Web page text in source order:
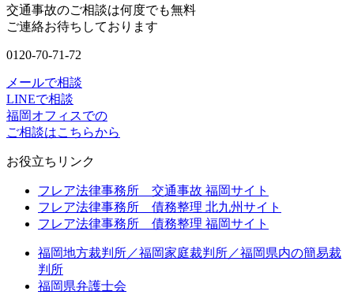
交通事故のご相談は何度でも無料
ご連絡お待ちしております
0120-70-71-72
メールで相談
LINEで相談
福岡オフィスでの
ご相談はこちらから
お役立ちリンク
フレア法律事務所 交通事故 福岡サイト
フレア法律事務所 債務整理 北九州サイト
フレア法律事務所 債務整理 福岡サイト
福岡地方裁判所／福岡家庭裁判所／福岡県内の簡易裁
判所
福岡県弁護士会